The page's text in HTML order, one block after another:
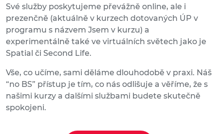
Své služby poskytujeme převážně online, ale i
prezenčně (aktuálně v kurzech dotovaných ÚP v
programu s názvem Jsem v kurzu) a
experimentálně také ve virtuálních světech jako je
Spatial či Second Life.
Vše, co učíme, sami děláme dlouhodobě v praxi. Náš
“no BS” přístup je tím, co nás odlišuje a věříme, že s
našimi kurzy a dalšími službami budete skutečně
spokojeni.